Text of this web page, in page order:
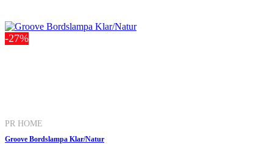
-27%
PR HOME
Groove Bordslampa Klar/Natur